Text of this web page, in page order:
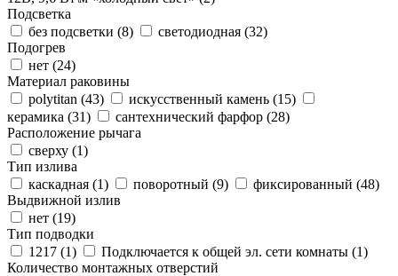
Подсветка
без подсветки (8) светодиодная (32)
Подогрев
нет (24)
Материал раковины
polytitan (43) искусственный камень (15)
керамика (31) сантехнический фарфор (28)
Расположение рычага
сверху (1)
Тип излива
каскадная (1) поворотный (9) фиксированный (48)
Выдвижной излив
нет (19)
Тип подводки
1217 (1) Подключается к общей эл. сети комнаты (1)
Количество монтажных отверстий